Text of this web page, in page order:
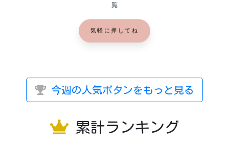
覧
気軽に押してね
今週の人気ボタンをもっと見る
累計ランキング